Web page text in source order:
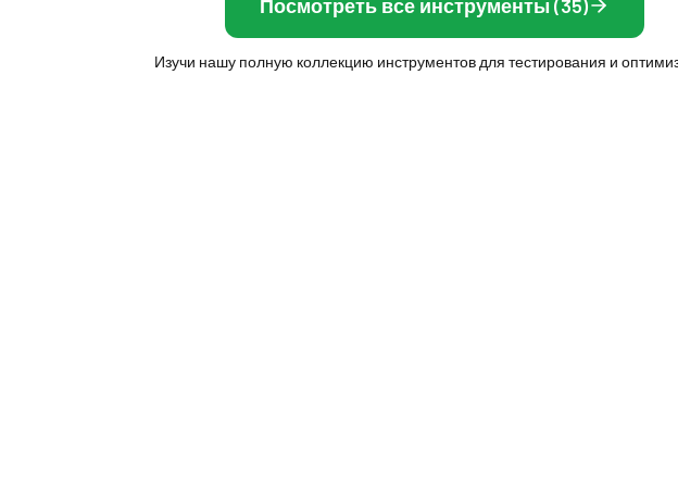
Посмотреть все инструменты (35)
Изучи нашу полную коллекцию инструментов для тестирования и